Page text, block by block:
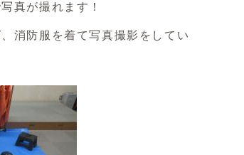
真が撮れます！
消防服を着て写真撮影をしてい